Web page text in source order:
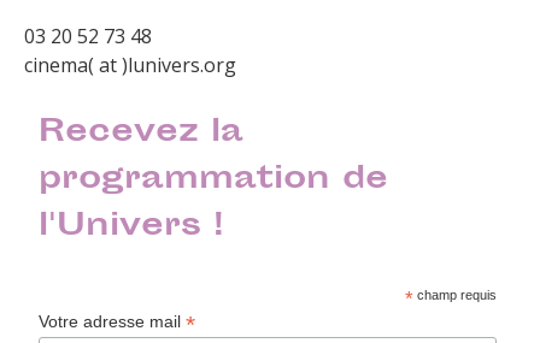
03 20 52 73 48
cinema( at )lunivers.org
Recevez la
programmation de
l'Univers !
* champ requis
Votre adresse mail*